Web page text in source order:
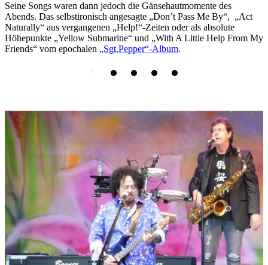
Seine Songs waren dann jedoch die Gänsehautmomente des
Abends. Das selbstironisch angesagte „Don’t Pass Me By“, „Act
Naturally“ aus vergangenen „Help!“-Zeiten oder als absolute
Höhepunkte „Yellow Submarine“ und „With A Little Help From My
Friends“ vom epochalen „Sgt.Pepper“-Album.